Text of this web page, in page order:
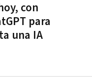
con
para
una IA